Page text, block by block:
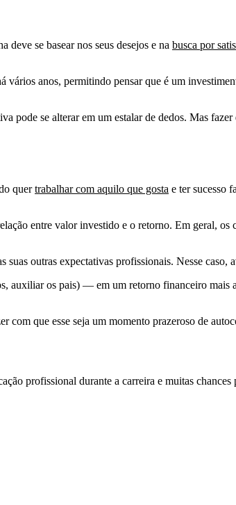
se basear nos seus desejos e na busca por
anos, permitindo pensar que é um
se alterar em um estalar de dedos. Mas fazer
quertrabalhar com aquilo que gosta e ter sucesso
entre valor investido e o retorno. Em geral, os
outras expectativas profissionais. Nesse caso,
auxiliar os pais) — em um retorno financeiro mais
com que esse seja um momento prazeroso de
profissional durante a carreira e muitas chances